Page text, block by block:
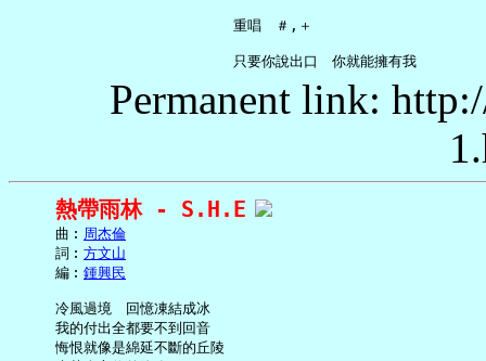
     重唱　＃,＋
Permanent link:
熱帶雨林 - S.H.E
     曲︰
周杰倫
     詞︰
方文山
     編︰
鍾興民
     冷風過境　回憶凍結成冰
     我的付出全都要不到回音
     悔恨就像是綿延不斷的丘陵